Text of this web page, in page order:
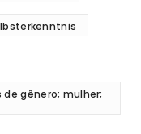
de gênero; mulher;